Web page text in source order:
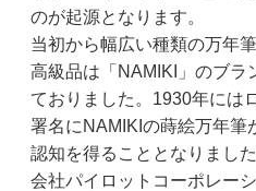
のが起源となります。
当初から幅広い種類の万年
高級品は「NAMIKI」のブラ
ておりました。1930年には
署名にNAMIKIの蒔絵万年筆
認知を得ることとなりまし
会社パイロットコーポレー